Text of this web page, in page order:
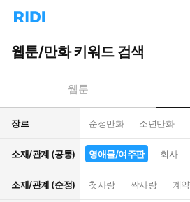
리
홈
으
턴
트
웹툰/만화 키워드 검색
웹툰
장르 순정만화 소년만화
소재/관계 (공통) 영애물/여주판 회사
소재/관계 (순정) 첫사랑 짝사랑 계